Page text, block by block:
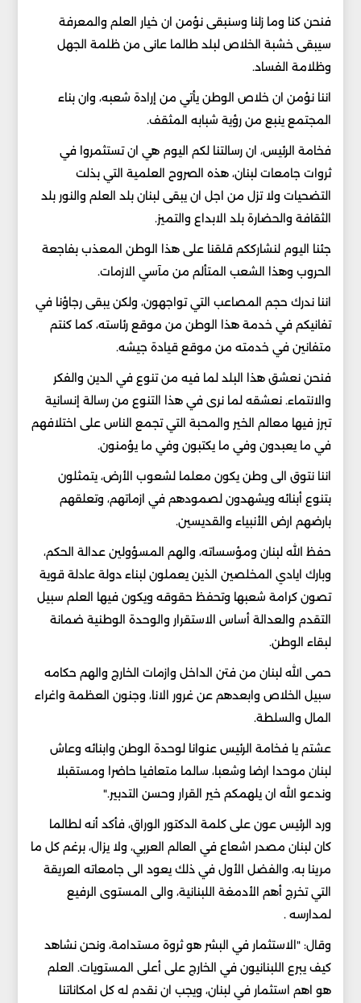
فنحن كنا وما زلنا وسنبقى نؤمن ان خيار العلم والمعرفة
سيبقى خشبة الخلاص لبلد طالما عانى من ظلمة الجهل
وظلامة الفساد.
اننا نؤمن ان خلاص الوطن يأتي من إرادة شعبه، وان بناء
المجتمع ينبع من رؤية شبابه المثقف.
فخامة الرئيس، ان رسالتنا لكم اليوم هي ان تستثمروا في
ثروات جامعات لبنان، هذه الصروح العلمية التي بذلت
التضحيات ولا تزل من اجل ان يبقى لبنان بلد العلم والنور بلد
الثقافة والحضارة بلد الابداع والتميز.
جئنا اليوم لنشارككم قلقنا على هذا الوطن المعذب بفاجعة
الحروب وهذا الشعب المتألم من مآسي الازمات.
اننا ندرك حجم المصاعب التي تواجهون، ولكن يبقى رجاؤنا في
تفانيكم في خدمة هذا الوطن من موقع رئاسته، كما كنتم
متفانين في خدمته من موقع قيادة جيشه.
فنحن نعشق هذا البلد لما فيه من تنوع في الدين والفكر
والانتماء. نعشقه لما نرى في هذا التنوع من رسالة إنسانية
تبرز فيها معالم الخير والمحبة التي تجمع الناس على اختلافهم
في ما يعبدون وفي ما يكتبون وفي ما يؤمنون.
اننا نتوق الى وطن يكون معلما لشعوب الأرض، يتمثلون
بتنوع أبنائه ويشهدون لصمودهم في ازماتهم، وتعلقهم
بارضهم ارض الأنبياء والقديسين.
حفظ الله لبنان ومؤسساته، والهم المسؤولين عدالة الحكم،
وبارك ايادي المخلصين الذين يعملون لبناء دولة عادلة قوية
تصون كرامة شعبها وتحفظ حقوقه ويكون فيها العلم سبيل
التقدم والعدالة أساس الاستقرار والوحدة الوطنية ضمانة
لبقاء الوطن.
حمى الله لبنان من فتن الداخل وازمات الخارج والهم حكامه
سبيل الخلاص وابعدهم عن غرور الانا، وجنون العظمة واغراء
المال والسلطة.
عشتم يا فخامة الرئيس عنوانا لوحدة الوطن وابنائه وعاش
لبنان موحدا ارضا وشعبا، سالما متعافيا حاضرا ومستقبلا
وندعو الله ان يلهمكم خير القرار وحسن التدبير."
ورد الرئيس عون على كلمة الدكتور الوراق، فأكد أنه لطالما
كان لبنان مصدر اشعاع في العالم العربي، ولا يزال، برغم كل ما
مرينا به، والفضل الأول في ذلك يعود الى جامعاته العريقة
التي تخرج أهم الأدمغة اللبنانية، والى المستوى الرفيع
لمدارسه .
وقال: "الاستثمار في البشر هو ثروة مستدامة، ونحن نشاهد
كيف يبرع اللبنانيون في الخارج على أعلى المستويات. العلم
هو اهم استثمار في لبنان، ويجب ان نقدم له كل امكاناتنا